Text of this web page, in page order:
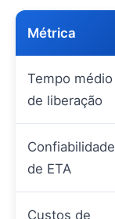
Métrica
Tempo médio
de liberação
Confiabilidade
de ETA
Custos de